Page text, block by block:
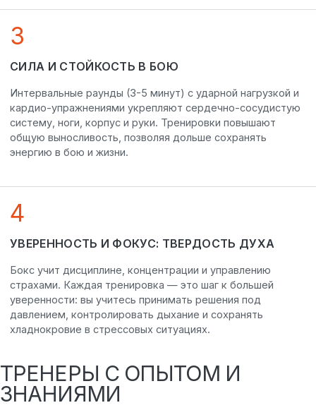
3
СИЛА И СТОЙКОСТЬ В БОЮ
Интервальные раунды (3-5 минут) с ударной нагрузкой и
кардио-упражнениями укрепляют сердечно-сосудистую
систему, ноги, корпус и руки. Тренировки повышают
общую выносливость, позволяя дольше сохранять
энергию в бою и жизни.
4
УВЕРЕННОСТЬ И ФОКУС: ТВЕРДОСТЬ ДУХА
Бокс учит дисциплине, концентрации и управлению
страхами. Каждая тренировка — это шаг к большей
уверенности: вы учитесь принимать решения под
давлением, контролировать дыхание и сохранять
хладнокровие в стрессовых ситуациях.
ТРЕНЕРЫ С ОПЫТОМ И
ЗНАНИЯМИ